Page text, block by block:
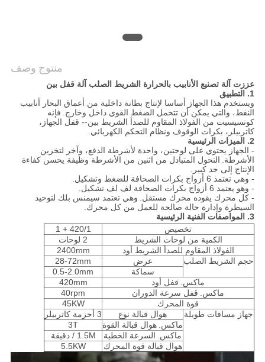
منتوج وصف
عززت آلة تصنيع الأنابيب بالحرارة الشريط الصلب آلة قفل بين
1. التطبيق
ويستخدم هذا الجهاز أساسا لإنتاج بطانة داخلية من أعماق البحار أنابيب
النفط، والتي يمكن أن تتحمل الضغط القوي داخل وخارج. فإنه
كونسيسيت من الفولاذ المقاوم للصدأ الشريط بين-- قفل الجهاز،
كاتربيلر، بكرات الوقوف ونظام التحكم الكهربائي.
2. الميزات الرئيسية
- الجهاز يحتوي على لوحتين، واحدة لأشرطة الدفع، وآخر لتخزين
الأشرطة. التحول المتبادل من اثنين من الأشرطة وظيفة يحسن كفاءة
الإنتاج إلى حد كبير.
- وهي تعتمد 6 أزواج بكرات الصحافة للضغط وتشكيل.
- وهو يعتمد 6 أزواج بكرات الصحافة لف لف تشكيل.
- كل محرك يقوده محرك مستقل. وهي تعتمد سيمنس بلك لتوحيد
السيطرة وإدارة حالة صالحة للعمل من كل محرك.
3. المواصفات الفنية الرئيسية
تخصيص
420/1 + 1
الكمية من لوحات الشريط
2 لوحات
الفولاذ المقاوم للصدأ الشريط أود
2400mm
حجم الشريط الصلب
عرض
28-72mm
سماكة
0.5-2.0mm
ماكس. قفل أود
420mm
ماكس. قفل سرعة الدوران
40rpm
قوة المحرك
45KW
جهاز مسافات طويلة
هوال قبالة نوع
3 أحزمة كاتربيلر
ماكس. هوال قبالة القوة
3T
ماكس. السرعة الخطية
1.5M / دقيقة
هوال قبالة قوة المحرك
5.5KW